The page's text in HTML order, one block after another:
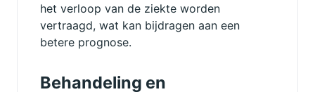
het verloop van de ziekte worden
vertraagd, wat kan bijdragen aan een
betere prognose.
Behandeling en